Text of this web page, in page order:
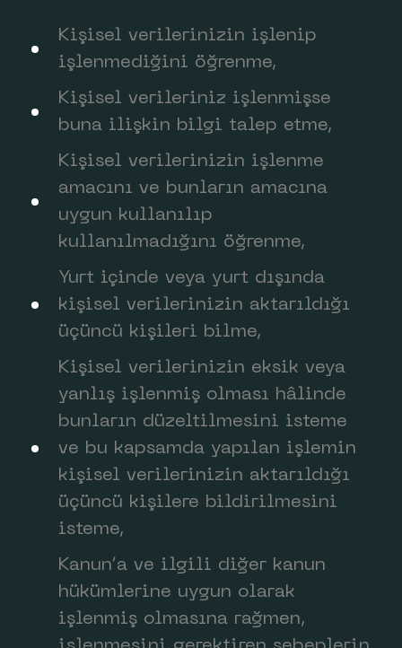
Kişisel verilerinizin işlenip
işlenmediğini öğrenme,
Kişisel verileriniz işlenmişse
buna ilişkin bilgi talep etme,
Kişisel verilerinizin işlenme
amacını ve bunların amacına
uygun kullanılıp
kullanılmadığını öğrenme,
Yurt içinde veya yurt dışında
kişisel verilerinizin aktarıldığı
üçüncü kişileri bilme,
Kişisel verilerinizin eksik veya
yanlış işlenmiş olması hâlinde
bunların düzeltilmesini isteme
ve bu kapsamda yapılan işlemin
kişisel verilerinizin aktarıldığı
üçüncü kişilere bildirilmesini
isteme,
Kanun’a ve ilgili diğer kanun
hükümlerine uygun olarak
işlenmiş olmasına rağmen,